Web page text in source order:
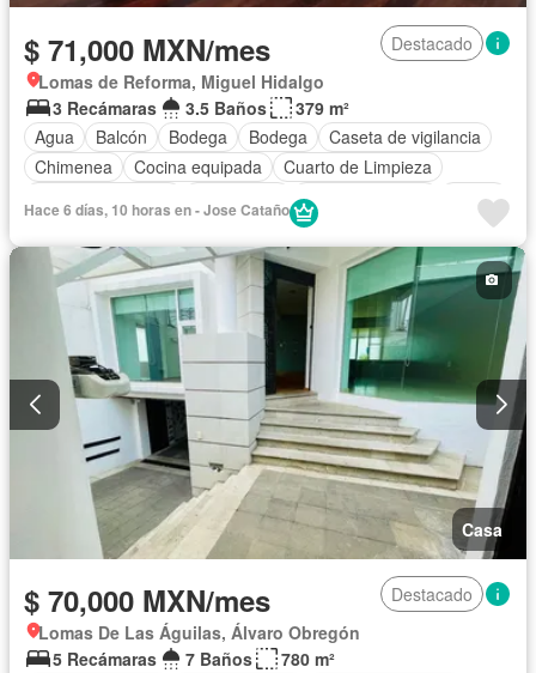
$ 71,000 MXN/mes
Destacado
Lomas de Reforma, Miguel Hidalgo
3 Recámaras
3.5 Baños
379 m²
Agua
Balcón Bodega Bodega
Caseta de vigilancia
Chimenea
Cocina equipada
Cuarto de Limpieza
Estacionamiento
Jardín
Seguridad
Terraza
Permite mascotas
Permite niños Sin amueblar
Hace 6 días, 10 horas en - Jose Cataño
Casa
$ 70,000 MXN/mes
Destacado
Lomas De Las Águilas, Álvaro Obregón
5 Recámaras
7 Baños
780 m²